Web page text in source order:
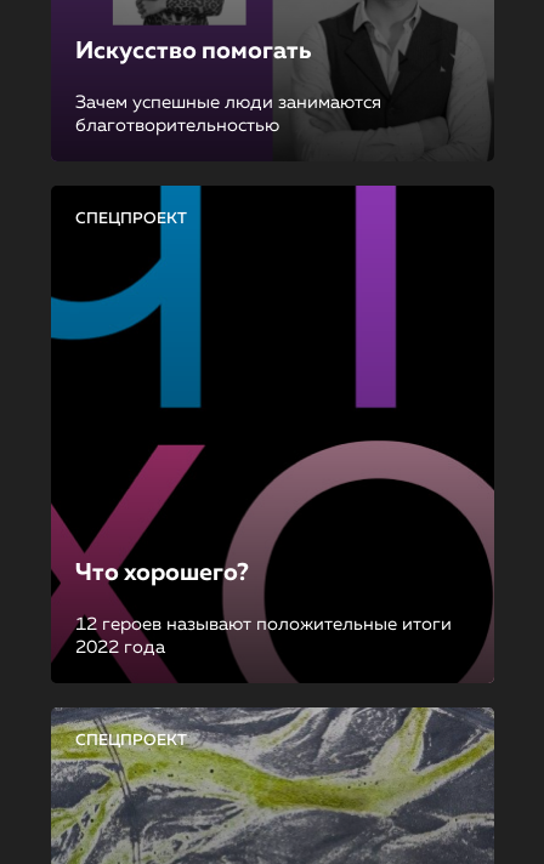
Искусство помогать
Зачем успешные люди занимаются
благотворительностью
СПЕЦПРОЕКТ
Что хорошего?
12 героев называют положительные итоги
2022 года
СПЕЦПРОЕКТ